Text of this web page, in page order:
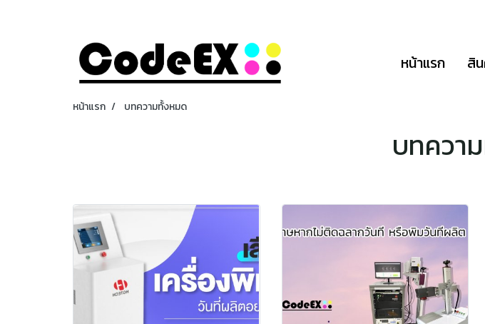
หน้าแรก สิ
หน้าแรก บทความทั้งหมด
บทควา